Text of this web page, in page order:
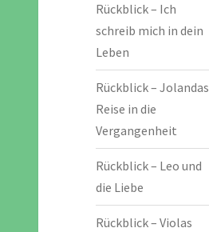
Rückblick – Ich
schreib mich in dein
Leben
Rückblick – Jolandas
Reise in die
Vergangenheit
Rückblick – Leo und
die Liebe
Rückblick – Violas